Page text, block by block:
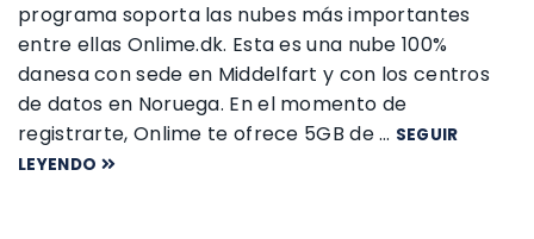
programa soporta las nubes más importantes
entre ellas Onlime.dk. Esta es una nube 100%
danesa con sede en Middelfart y con los centros
de datos en Noruega. En el momento de
registrarte, Onlime te ofrece 5GB de … SEGUIR
LEYENDO